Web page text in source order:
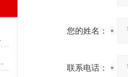
您的姓名：
联系电话：